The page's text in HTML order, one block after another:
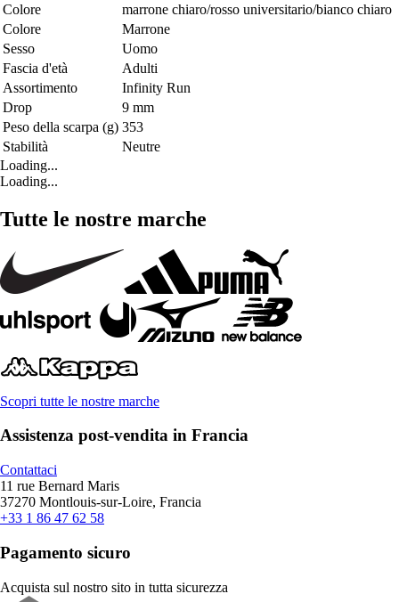
Colore
marrone chiaro/rosso universitario/bianco chiaro
Colore
Marrone
Sesso
Uomo
Fascia d'età
Adulti
Assortimento
Infinity Run
Drop
9 mm
Peso della scarpa (g) 353
Stabilità
Neutre
Loading...
Loading...
Tutte le nostre marche
Scopri tutte le nostre marche
Assistenza post-vendita in Francia
Contattaci
11 rue Bernard Maris
37270 Montlouis-sur-Loire, Francia
+33 1 86 47 62 58
Pagamento sicuro
Acquista sul nostro sito in tutta sicurezza